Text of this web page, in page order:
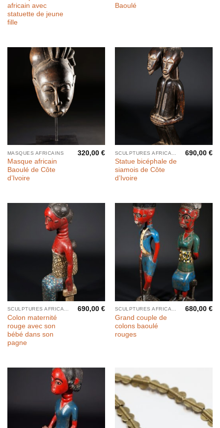
africain avec
statuette de jeune
fille
Baoulé
MASQUES AFRICAINS
Masque africain
Baoulé de Côte
d’Ivoire
320,00€
Statue bicéphale de
siamois de Côte
d’Ivoire
690,00€
SCULPTURES AFRICAINES
Colon maternité
rouge avec son
bébé dans son
pagne
690,00€ SCULPTURES AFRICAINES
Grand couple de
colons baoulé
rouges
680,00€